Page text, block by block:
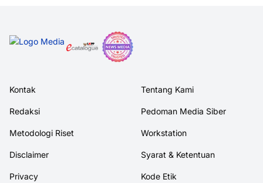
Kontak Tentang Kami
Redaksi Pedoman Media Siber
Metodologi Riset Workstation
Disclaimer Syarat & Ketentuan
Privacy Kode Etik